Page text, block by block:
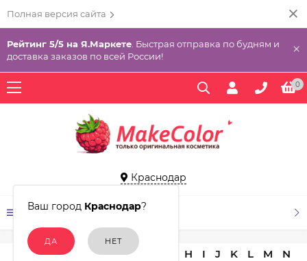
Полная версия сайта
Рейтинг 5/5 на Я.Маркете . Быстрая отправка по будням и
доставка заказов по всей России!
×
0
Краснодар
Ваш город Краснодар?
КАТАЛОГ ТОВАРОВ
A C D E H I J K L M
N